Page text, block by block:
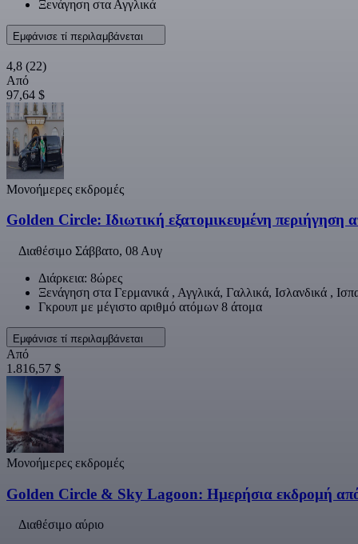
Ξενάγηση στα Αγγλικά
Εμφάνισε τί περιλαμβάνεται
4,8 (22)
Από
97,64 $
Μονοήμερες εκδρομές
Golden Circle: Ιδιωτική εξατομικευμένη περιήγηση
Διαθέσιμο Σάββατο, 08 Αυγ
Διάρκεια: 8ώρες
Ξενάγηση στα Γερμανικά , Αγγλικά, Γαλλικά, Ισλανδικά ,
Γκρουπ με μέγιστο αριθμό ατόμων 8 άτομα
Εμφάνισε τί περιλαμβάνεται
Από
1.816,57 $
Μονοήμερες εκδρομές
Golden Circle & Sky Lagoon: Ημερήσια εκδρομή από
Διαθέσιμο αύριο